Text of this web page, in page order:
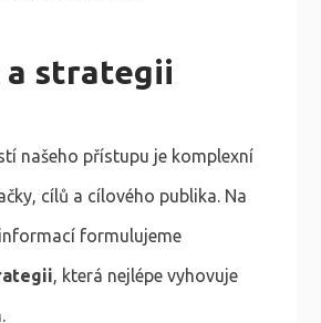
a strategii
našeho přístupu je komplexní
cílů a cílového publika. Na
formulujeme
, která nejlépe vyhovuje